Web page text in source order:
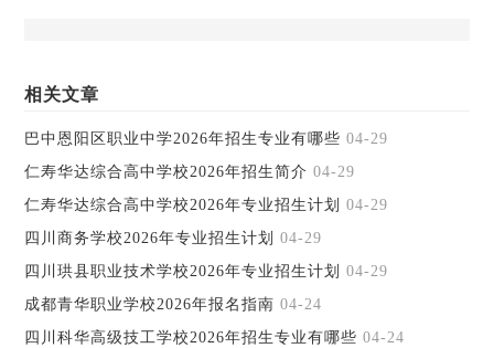
相关文章
巴中恩阳区职业中学2026年招生专业有哪些 04-29
仁寿华达综合高中学校2026年招生简介 04-29
仁寿华达综合高中学校2026年专业招生计划
04-29
四川商务学校2026年专业招生计划
04-29
四川珙县职业技术学校2026年专业招生计划
04-29
成都青华职业学校2026年报名指南 04-24
四川科华高级技工学校2026年招生专业有哪些 04-24